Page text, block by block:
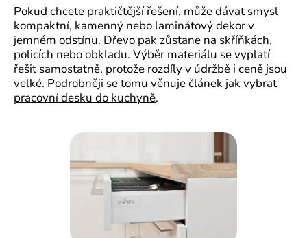
Pokud chcete praktičtější řešení, může dávat smysl
kompaktní, kamenný nebo laminátový dekor v
jemném odstínu. Dřevo pak zůstane na skříňkách,
policích nebo obkladu. Výběr materiálu se vyplatí
řešit samostatně, protože rozdíly v údržbě i ceně jsou
velké. Podrobněji se tomu věnuje článek jak vybrat
pracovní desku do kuchyně.